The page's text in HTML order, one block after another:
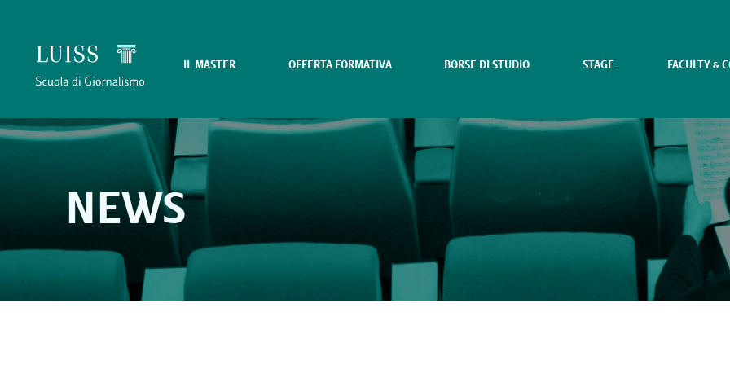
IL MASTER OFFERTA FORMATIVA BORSE DI STUDIO STAGE FACULTY &
NEWS